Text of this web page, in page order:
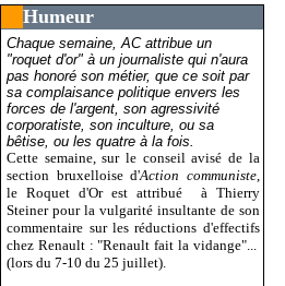
Humeur
Chaque semaine, AC attribue un
"roquet d'or" à un journaliste qui n'aura
pas honoré son métier, que ce soit par
sa complaisance politique envers les
forces de l'argent, son agressivité
corporatiste, son inculture, ou sa
bêtise, ou les quatre à la fois.
Cette semaine, sur le conseil avisé de la
section bruxelloise d'Action communiste,
le Roquet d'Or est attribué
à Thierry
Steiner pour la vulgarité insultante de son
commentaire sur les réductions d'effectifs
chez Renault : "Renault fait la vidange"...
(lors du 7-10 du 25 juillet).